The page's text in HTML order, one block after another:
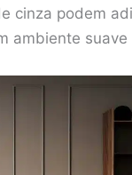
cinza podem
ambiente suave